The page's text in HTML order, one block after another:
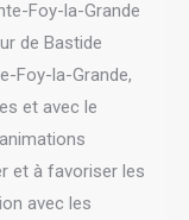
Foy-la-Grande
de Bastide
Foy-la-Grande,
et avec le
et à favoriser les
avec les